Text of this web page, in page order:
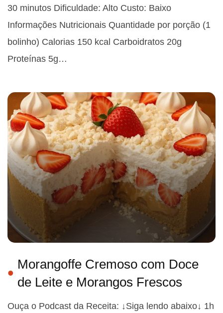
30 minutos Dificuldade: Alto Custo: Baixo
Informações Nutricionais Quantidade por porção (1
bolinho) Calorias 150 kcal Carboidratos 20g
Proteínas 5g…
Morangoffe Cremoso com Doce
de Leite e Morangos Frescos
Ouça o Podcast da Receita: ↓Siga lendo abaixo↓ 1h